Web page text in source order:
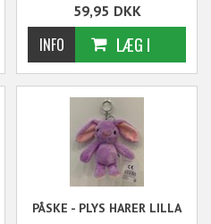
59,95 DKK
PÅSKE - PLYS HARER LILLA